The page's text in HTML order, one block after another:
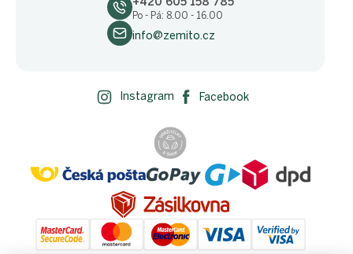
Po - Pá: 8.00 - 16.00
info@zemito.cz
Instagram Facebook